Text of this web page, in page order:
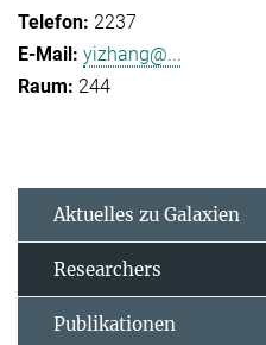
2237
yizhang@...
244
Aktuelles zu Galaxien
Researchers
Publikationen